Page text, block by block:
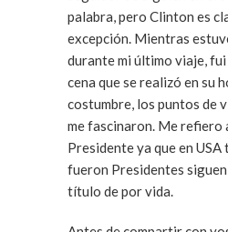
palabra, pero Clinton es
excepción. Mientras
durante mi último viaje,
cena que se realizó en su
costumbre, los puntos de
me fascinaron. Me refiero
Presidente ya que en
fueron Presidentes
título de por vida.